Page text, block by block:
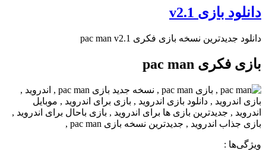
دانلود بازی v2.1
دانلود جدیدترین نسخه بازی فکری pac man v2.1
بازی فکری pac man
ویژگی‌ها :